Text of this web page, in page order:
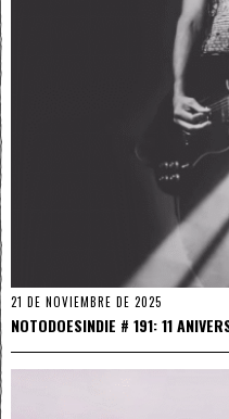
21 DE NOVIEMBRE DE 2025
NOTODOESINDIE # 191: 11